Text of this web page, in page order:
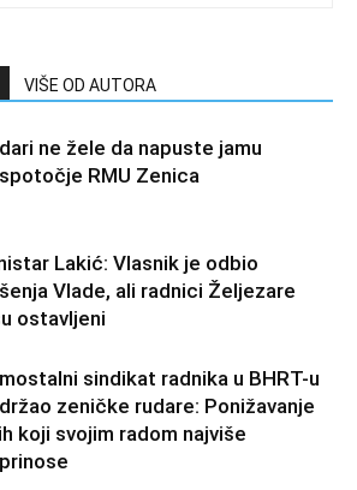
VIŠE OD AUTORA
ne žele da napuste jamu
RMU Zenica
Lakić: Vlasnik je odbio
Vlade, ali radnici Željezare
ostavljeni
sindikat radnika u BHRT-u
zeničke rudare: Ponižavanje
koji svojim radom najviše